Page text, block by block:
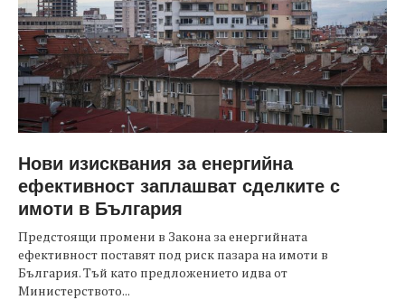
Нови изисквания за енергийна
ефективност заплашват сделките с
имоти в България
Предстоящи промени в Закона за енергийната
ефективност поставят под риск пазара на имоти в
България. Тъй като предложението идва от
Министерството...